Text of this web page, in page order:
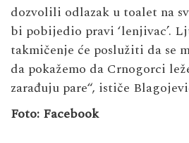
dozvolili odlazak u toalet na
bi pobijedio pravi ‘lenjivac’.
takmičenje će poslužiti da se
da pokažemo da Crnogorci
zarađuju pare“, ističe
Foto: Facebook